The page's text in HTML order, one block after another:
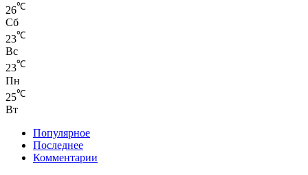
26℃
Сб
23℃
Вс
23℃
Пн
25℃
Вт
Популярное
Последнее
Комментарии